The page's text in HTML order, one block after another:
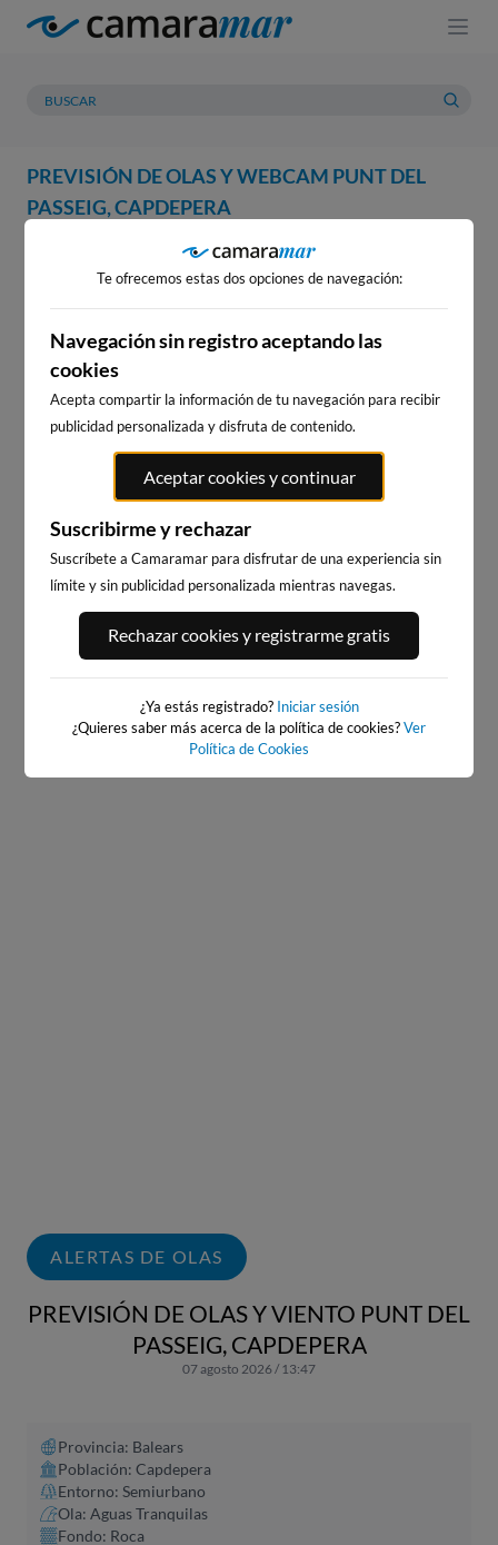
PREVISIÓN DE OLAS Y WEBCAM PUNT DEL
PASSEIG, CAPDEPERA
PREVISIÓN METEOROLOGÍA
WEBCAM PUNT DEL PASSEIG,
CAPDEPERA
WEBCAMS CERCANAS
PORT ANDRATX
94km · Andratx
PLAYA EL MASNOU
0.0 m CHOPI
ALERTAS DE OLAS
PREVISIÓN DE OLAS Y VIENTO PUNT DEL
PASSEIG, CAPDEPERA
07 agosto 2026 / 13:47
Provincia: Balears
Población: Capdepera
Entorno: Semiurbano
Ola: Aguas Tranquilas
Fondo: Roca
Te ofrecemos estas dos opciones de navegación:
Navegación sin registro aceptando las
cookies
Acepta compartir la información de tu navegación para recibir
publicidad personalizada y disfruta de contenido.
Aceptar cookies y continuar
Suscribirme y rechazar
Suscríbete a Camaramar para disfrutar de una experiencia sin
límite y sin publicidad personalizada mientras navegas.
Rechazar cookies y registrarme gratis
¿Ya estás registrado? Iniciar sesión
¿Quieres saber más acerca de la política de cookies?Ver
Política de Cookies